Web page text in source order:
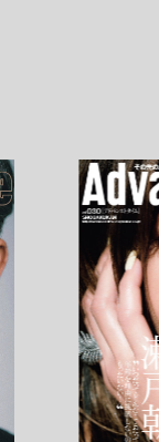
をオーダーメ
ジュアリー人